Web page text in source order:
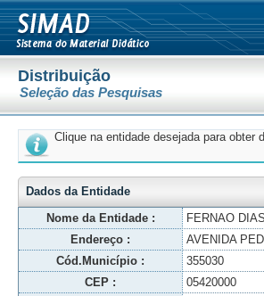
Distribuição
Seleção das Pesquisas
Clique na entidade desejada para obter
Dados da Entidade
Nome da Entidade :
FERNAO
Endereço :
AVENIDA
Cód.Município :
355030
CEP :
05420000